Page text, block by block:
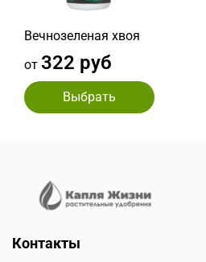
Вечнозеленая хвоя
от 322 руб
Выбрать
Контакты